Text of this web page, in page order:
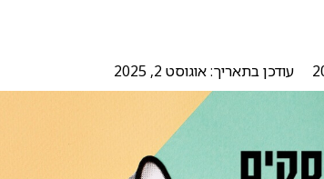
עודכן בתאריך: אוגוסט 2, 2025